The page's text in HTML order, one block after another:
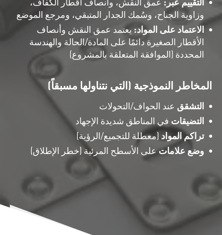
وزاوية الجناح، وسُمك الجدار المتبقي، ومرجع الموضع
الاعتماد على المواد:يعتمد عمق النقش وأنصاف
الأقطار الصغيرة دائمًا على المادة/الحالة والهندسة
المحددة (الموافقة المتعلقة بالمشروع)
المخاطر النموذجية (التي نتناولها مسبقاً)
التشقق عند الحواف/التحولات
التضيقات في المناطق شديدة الإجهاد
تراكم المواد (معطلة للتجميع/الرؤية)
وضع علاماتعلى الأسطح المرئية (خطر الإطلاق)